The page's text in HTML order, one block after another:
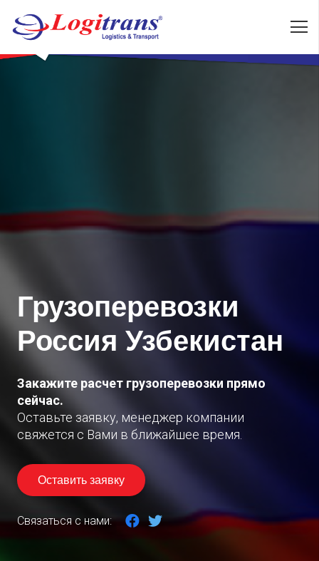
Грузоперевозки
Россия Узбекистан
Закажите расчет грузоперевозки прямо
сейчас.
Оставьте заявку, менеджер компании
свяжется с Вами в ближайшее время.
Оставить заявку
Связаться с нами: